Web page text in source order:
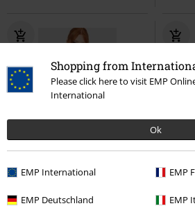
Shopping from
Please click here to visit EMP
International
Ok
EMP International EMP
EMP Deutschland EMP
Corpse Bride II - Crossbone